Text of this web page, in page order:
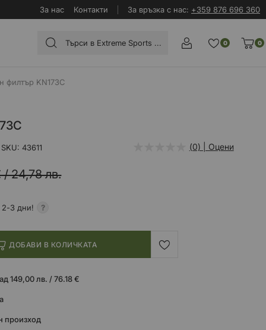
За нас Контакти За връзка с нас: +359 876 696 360
0
0
филтър KN173C
SKU 43611 (0) | Оцени
/24,78 лв.
2-3 дни!
ДОБАВИ В КОЛИЧКАТА
149,00 лв. / 76.18 €
произход